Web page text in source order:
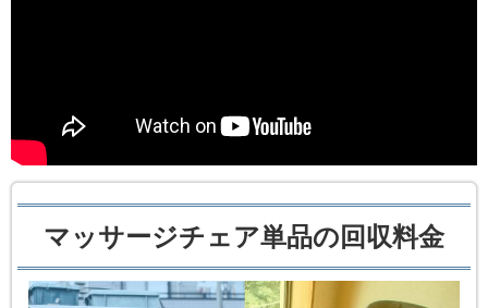
マッサージチェア単品の回収料金